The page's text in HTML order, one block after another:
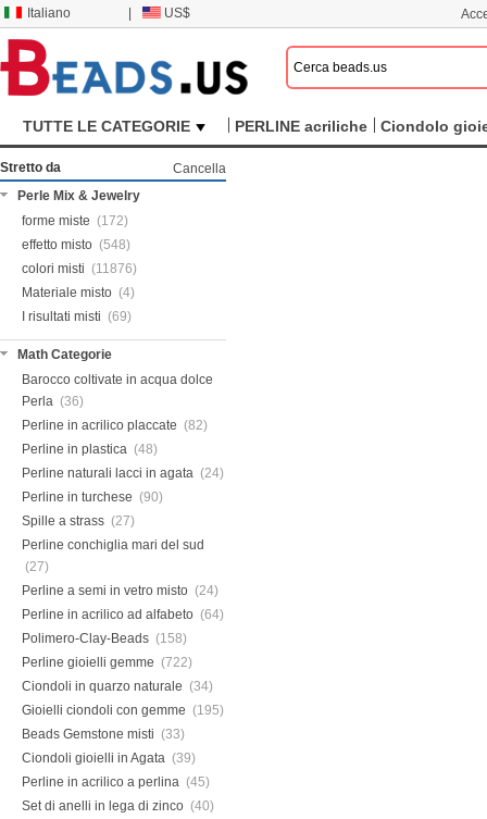
Italiano US$
TUTTE LE CATEGORIE PERLINE acriliche Ciondolo
Stretto da
Cancella
Perle Mix & Jewelry
forme miste (172)
effetto misto (548)
colori misti (11876)
Materiale misto (4)
I risultati misti (69)
Math Categorie
Barocco coltivate in acqua dolce
Perla (36)
Perline in acrilico placcate (82)
Perline in plastica (48)
Perline naturali lacci in agata (24)
Perline in turchese (90)
Spille a strass (27)
Perline conchiglia mari del sud
(27)
Perline a semi in vetro misto (24)
Perline in acrilico ad alfabeto (64)
Polimero-Clay-Beads (158)
Perline gioielli gemme (722)
Ciondoli in quarzo naturale (34)
Gioielli ciondoli con gemme (195)
Beads Gemstone misti (33)
Ciondoli gioielli in Agata (39)
Perline in acrilico a perlina (45)
Set di anelli in lega di zinco (40)